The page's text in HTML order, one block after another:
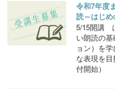
令和7年度
読～はじ
5/15開講
い朗読の
ョン）を
な表現を
付開始）